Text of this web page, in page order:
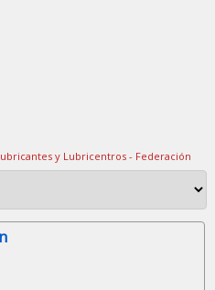
y Lubricentros - Federación